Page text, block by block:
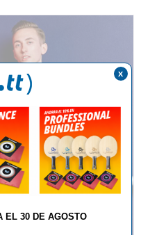
EL 30 DE AGOSTO
x